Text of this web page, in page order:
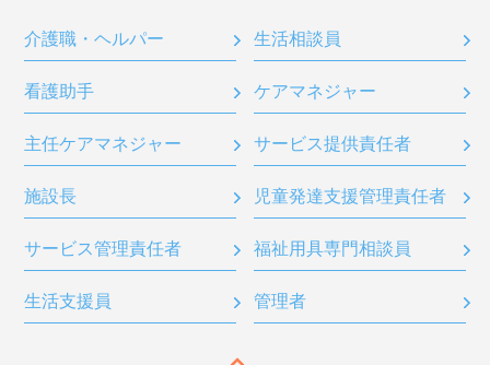
介護職・ヘルパー 生活相談員
看護助手 ケアマネジャー
主任ケアマネジャー サービス提供責任者
施設長 児童発達支援管理責任者
サービス管理責任者 福祉用具専門相談員
生活支援員 管理者